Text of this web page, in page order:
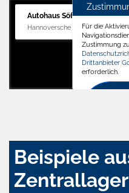
Autohaus Söffker GmbH
Hannoversche Str. 34, 31688
Für die
Zustimmung
Drittanbieter
erforderlich.
Beispiele
Zentrallager